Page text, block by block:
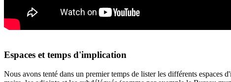
Espaces et temps d'implication
Nous avons tenté dans un premier temps de lister les différents espaces